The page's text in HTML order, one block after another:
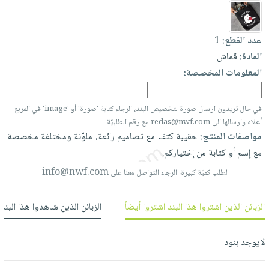
العناية
بالأسنان
الحمية
والتغذية
أدوات
المائدة
الأوعية
والتخزين
أدوات
المطبخ
الأكثر
مبيعاً
العودة
للمدارس
اكسسوارات
اكسسوارات
منزلية
اكسسوارات
ملابس
حقائب
حلي
عناية
بالذات
شحن
مجاني
بنود
مختارة
اشتراكات
كل
الاشتراكات
صندوق
القراءة
iKitab
بحث
متقدم
نيل
عن
الشركة
الشركة
حسابك
الأمنيات
عدد القطع:1
المادة:قماش
المعلومات المخصصة:
في حال تريدون ارسال صورة لتخصيص البند، الرجاء كتابة 'صورة' أو 'image' في المربع
أعلاه وارسالها الى redas@nwf.com مع رقم الطلبيّة
مواصفات المنتج:حقيبةكتف معتصاميم رائعة، ملوّنة ومختلفة مخصصة
معإسمأوكتابة منإختياركم.
لطلب كميّة كبيرة، الرجاء التواصل معنا علىinfo@nwf.com
الزبائن الذين اشتروا هذا البند اشتروا أيضاً الزبائن الذين شاهدوا هذا
لايوجد بنود